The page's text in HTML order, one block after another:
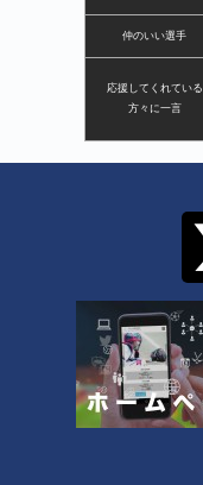
仲のいい選手
応援してくれている
方々に一言